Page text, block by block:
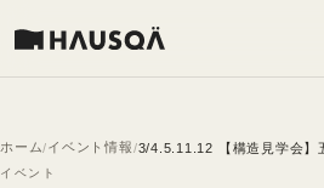
ホーム イベント情報 3/4.5.11.12 【構造見学会】
イベント